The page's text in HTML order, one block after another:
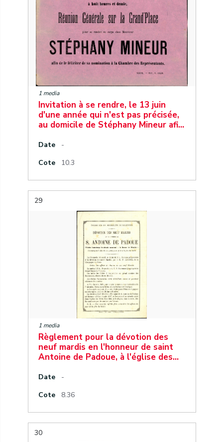
1 media
Invitation à se rendre, le 13 juin
d'une année qui n'est pas précisée,
au domicile de Stéphany Mineur afi…
Date
-
Cote
10.3
29
1 media
Règlement pour la dévotion des
neuf mardis en l'honneur de saint
Antoine de Padoue, à l'église des…
Date
-
Cote
8.36
30